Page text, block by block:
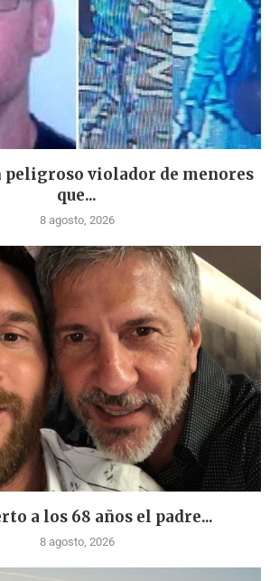
peligroso violador de menores
que...
8 agosto, 2026
a los 68 años el padre...
8 agosto, 2026